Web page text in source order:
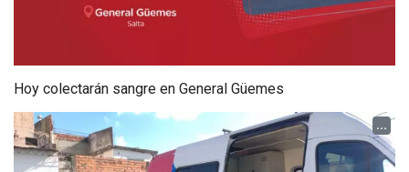
Hoy colectarán sangre en General Güemes
...